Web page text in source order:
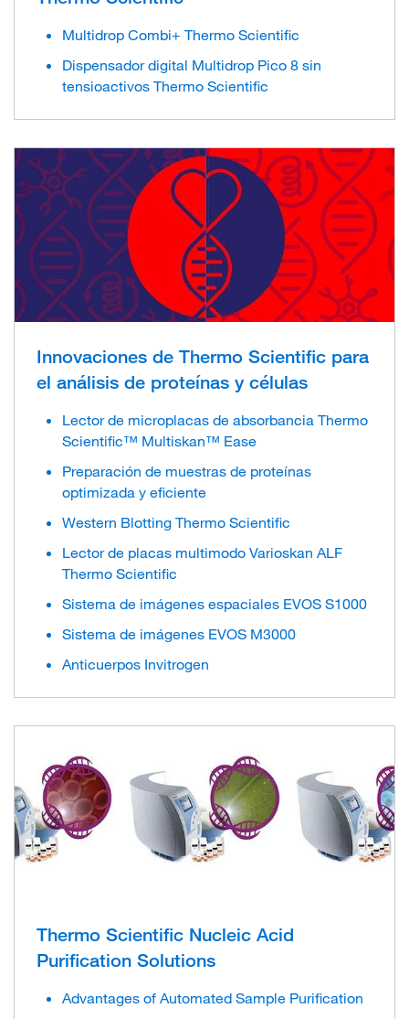
Multidrop Combi+ Thermo Scientific
Dispensador digital Multidrop Pico 8 sin
tensioactivos Thermo Scientific
Innovaciones de Thermo Scientific para
el análisis de proteínas y células
Lector de microplacas de absorbancia Thermo
Scientific™ Multiskan™ Ease
Preparación de muestras de proteínas
optimizada y eficiente
Western Blotting Thermo Scientific
Lector de placas multimodo Varioskan ALF
Thermo Scientific
Sistema de imágenes espaciales EVOS S1000
Sistema de imágenes EVOS M3000
Anticuerpos Invitrogen
Thermo Scientific Nucleic Acid
Purification Solutions
Advantages of Automated Sample Purification